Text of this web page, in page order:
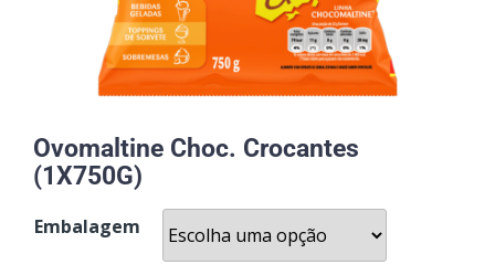
Ovomaltine Choc. Crocantes
(1X750G)
Embalagem